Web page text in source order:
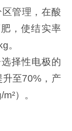
管理，在酸
，使结实率
。
择性电极的
升至70%，产
）。